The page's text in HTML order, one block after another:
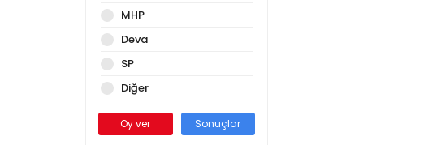
MHP
Deva
SP
Diğer
Oy ver Sonuçlar